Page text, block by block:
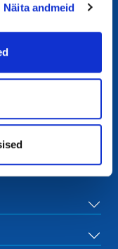
Näita andmeid
vzw (EURid)